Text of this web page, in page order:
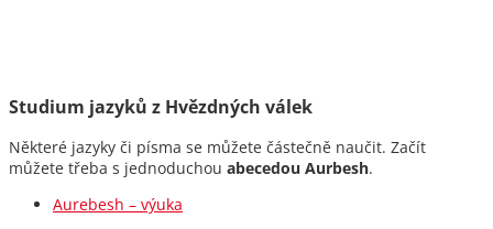
Studium jazyků z Hvězdných válek
Některé jazyky či písma se můžete částečně naučit. Začít
můžete třeba s jednoduchou abecedou Aurbesh.
Aurebesh – výuka